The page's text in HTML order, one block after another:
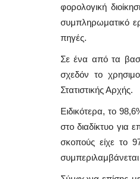
φορολογική
συμπληρωματικό
πηγές.
Σε ένα από τα
σχεδόν το
Στατιστικής Αρχής.
Ειδικότερα, το
στο διαδίκτυο για
σκοπούς είχε το
Taxes